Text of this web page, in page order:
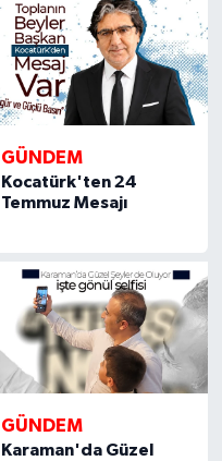
GÜNDEM
Kocatürk'ten 24
Temmuz Mesajı
GÜNDEM
Karaman'da Güzel